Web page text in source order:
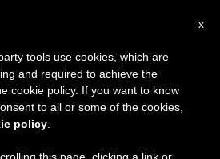
×
de agosto haremos la pausa
que en el periodo de verano
y también el
x
tools use cookies, which are
and required to achieve the
cookie policy. If you want to know
to all or some of the cookies,
policy